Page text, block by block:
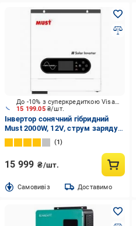
15 199.05 ₴/шт.
До -10% з суперкредиткою Visa Вигода
Інвертор сонячний гібридний
Must 2000W, 12V, струм заряду
80A, 170-280V, MPPT (80А, 30-
320 Vdc) (YT44593) (PV18-
1
15 999 ₴/шт.
Cамовивіз Доставимо